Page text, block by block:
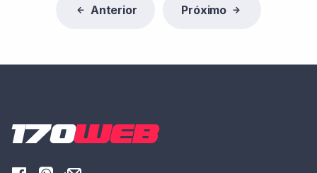
Anterior Próximo